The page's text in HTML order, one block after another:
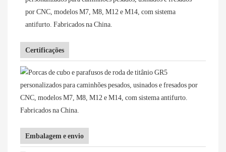
Certificações
Embalagem e envio